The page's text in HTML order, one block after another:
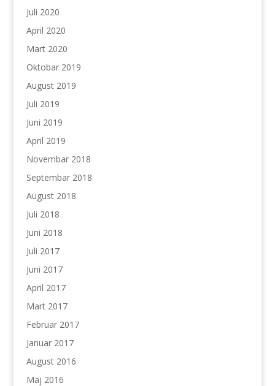
Juli 2020
April 2020
Mart 2020
Oktobar 2019
August 2019
Juli 2019
Juni 2019
April 2019
Novembar 2018
Septembar 2018
August 2018
Juli 2018
Juni 2018
Juli 2017
Juni 2017
April 2017
Mart 2017
Februar 2017
Januar 2017
August 2016
Maj 2016